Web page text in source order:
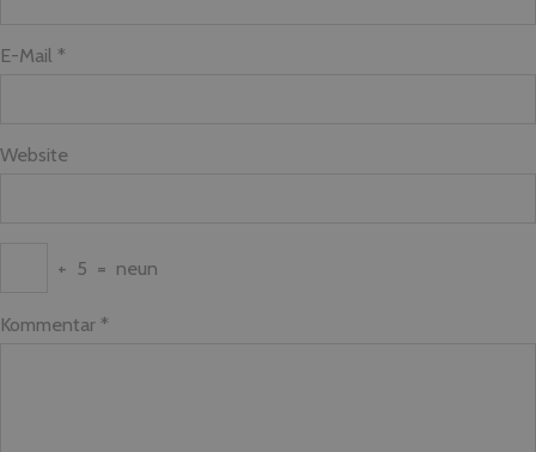
E-Mail *
Website
+ 5 = neun
Kommentar *